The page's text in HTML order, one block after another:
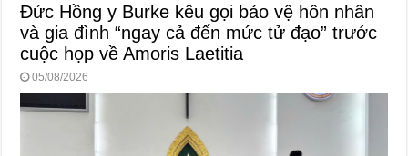
Đức Hồng y Burke kêu gọi bảo vệ hôn nhân
và gia đình “ngay cả đến mức tử đạo” trước
cuộc họp về Amoris Laetitia
05/08/2026